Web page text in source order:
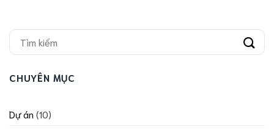
CHUYÊN MỤC
Dự án(10)